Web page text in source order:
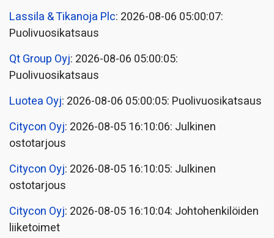
Lassila & Tikanoja Plc: 2026-08-06 05:00:07:
Puolivuosikatsaus
Qt Group Oyj: 2026-08-06 05:00:05:
Puolivuosikatsaus
Luotea Oyj: 2026-08-06 05:00:05: Puolivuosikatsaus
Citycon Oyj: 2026-08-05 16:10:06: Julkinen
ostotarjous
Citycon Oyj: 2026-08-05 16:10:05: Julkinen
ostotarjous
Citycon Oyj: 2026-08-05 16:10:04: Johtohenkilöiden
liiketoimet